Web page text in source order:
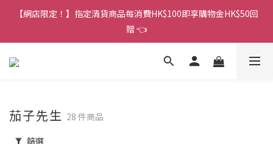
香港訂單金額滿HK$150包平郵｜滿HK$299包易寄取｜滿HK$499
包順豐／京東
【網店限定！】指定清貨商品每消費HK$100即享購物金HK$50回
贈 👈
香港訂單金額滿HK$150包平郵｜滿HK$299包易寄取｜滿HK$499
茄子先生 28 件商品
篩選